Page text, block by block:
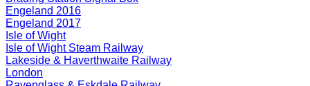
Engeland 2016
Engeland 2017
Isle of Wight
Isle of Wight Steam Railway
Lakeside & Haverthwaite Railway
London